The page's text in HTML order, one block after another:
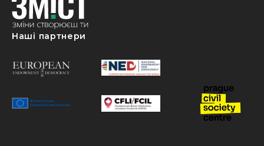
Наші партнери